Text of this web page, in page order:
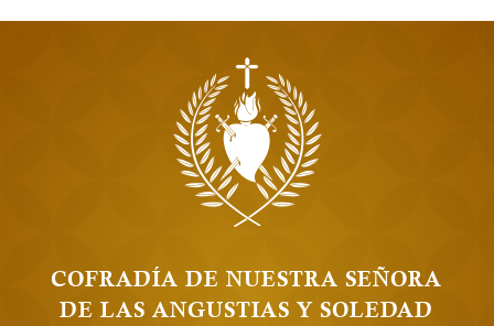
COFRADÍA DE NUESTRA SEÑORA
DE LAS ANGUSTIAS Y SOLEDAD